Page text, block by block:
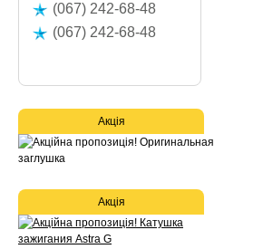
(067) 242-68-48
(067) 242-68-48
Акція
Акція